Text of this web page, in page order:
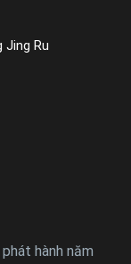
Jing Ru
hành năm